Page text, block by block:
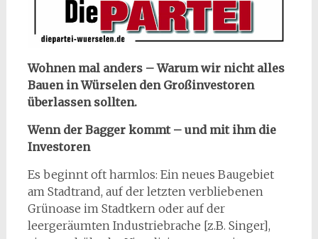
Wohnen mal anders – Warum wir nicht alles
Bauen in Würselen den Großinvestoren
überlassen sollten.
Wenn der Bagger kommt – und mit ihm die
Investoren
Es beginnt oft harmlos: Ein neues Baugebiet
am Stadtrand, auf der letzten verbliebenen
Grünoase im Stadtkern oder auf der
leergeräumten Industriebrache [z.B. Singer],